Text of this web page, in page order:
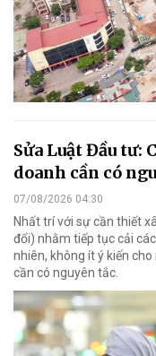
Sửa Luật Đầu tư:
doanh cần có
07/08/2026 04:30
Nhất trí với sự cần thiết
đổi) nhằm tiếp tục cải
nhiên, không ít ý kiến
cần có nguyên tắc.